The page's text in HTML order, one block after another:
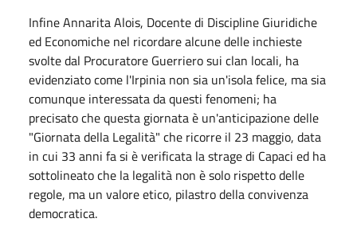
Infine Annarita Alois, Docente di Discipline Giuridiche
ed Economiche nel ricordare alcune delle inchieste
svolte dal Procuratore Guerriero sui clan locali, ha
evidenziato come l'Irpinia non sia un'isola felice, ma sia
comunque interessata da questi fenomeni; ha
precisato che questa giornata è un'anticipazione delle
"Giornata della Legalità" che ricorre il 23 maggio, data
in cui 33 anni fa si è verificata la strage di Capaci ed ha
sottolineato che la legalità non è solo rispetto delle
regole, ma un valore etico, pilastro della convivenza
democratica.